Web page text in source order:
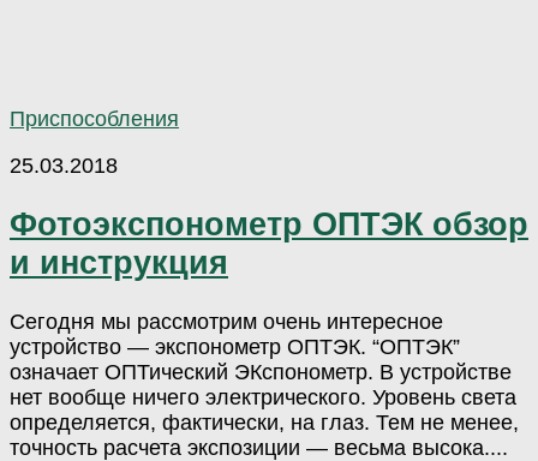
Приспособления
25.03.2018
Фотоэкспонометр ОПТЭК обзор
и инструкция
Сегодня мы рассмотрим очень интересное
устройство — экспонометр ОПТЭК. “ОПТЭК”
означает ОПТический ЭКспонометр. В устройстве
нет вообще ничего электрического. Уровень света
определяется, фактически, на глаз. Тем не менее,
точность расчета экспозиции — весьма высока....